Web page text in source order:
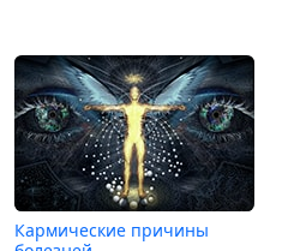
Кармические причины